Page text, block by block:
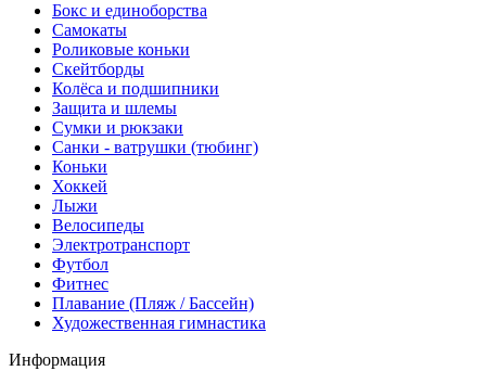
Бокс и единоборства
Самокаты
Роликовые коньки
Скейтборды
Колёса и подшипники
Защита и шлемы
Сумки и рюкзаки
Санки - ватрушки (тюбинг)
Коньки
Хоккей
Лыжи
Велосипеды
Электротранспорт
Футбол
Фитнес
Плавание (Пляж / Бассейн)
Художественная гимнастика
Информация